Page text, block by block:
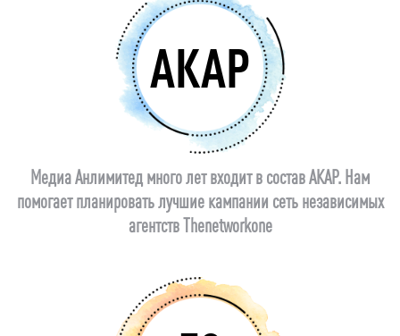
АКАР
Медиа Анлимитед много лет входит в состав АКАР. Нам
помогает планировать лучшие кампании сеть независимых
агентств Thenetworkone